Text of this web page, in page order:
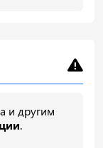
и другим
.